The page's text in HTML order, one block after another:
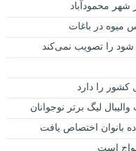
شهر محمودآباد
میوه در باغات
را تصویب نمی‌کند
کشور را دارد
لیگ برتر نوجوانان
بانوان اختصاص یافت